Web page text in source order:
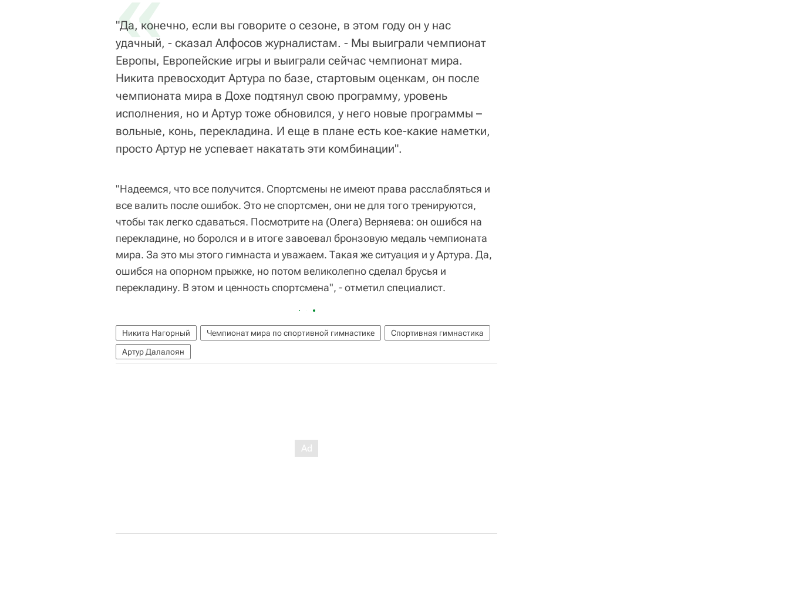
"Да, конечно, если вы говорите о сезоне, в этом году он у нас
удачный, - сказал Алфосов журналистам. - Мы выиграли чемпионат
Европы, Европейские игры и выиграли сейчас чемпионат мира.
Никита превосходит Артура по базе, стартовым оценкам, он после
чемпионата мира в Дохе подтянул свою программу, уровень
исполнения, но и Артур тоже обновился, у него новые программы –
вольные, конь, перекладина. И еще в плане есть кое-какие наметки,
просто Артур не успевает накатать эти комбинации".
"Надеемся, что все получится. Спортсмены не имеют права расслабляться и
все валить после ошибок. Это не спортсмен, они не для того тренируются,
чтобы так легко сдаваться. Посмотрите на (Олега) Верняева: он ошибся на
перекладине, но боролся и в итоге завоевал бронзовую медаль чемпионата
мира. За это мы этого гимнаста и уважаем. Такая же ситуация и у Артура. Да,
ошибся на опорном прыжке, но потом великолепно сделал брусья и
перекладину. В этом и ценность спортсмена", - отметил специалист.
Никита Нагорный Чемпионат мира по спортивной гимнастике
Спортивная гимнастика
Артур Далалоян